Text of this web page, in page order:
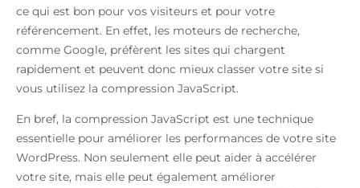
ce qui est bon pour vos visiteurs et pour votre
référencement. En effet, les moteurs de recherche,
comme Google, préfèrent les sites qui chargent
rapidement et peuvent donc mieux classer votre site si
vous utilisez la compression JavaScript.
En bref, la compression JavaScript est une technique
essentielle pour améliorer les performances de votre site
WordPress. Non seulement elle peut aider à accélérer
votre site, mais elle peut également améliorer